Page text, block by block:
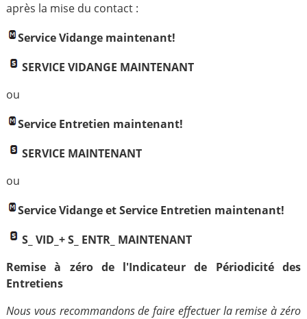
après la mise du contact :
Service Vidange maintenant!
SERVICE VIDANGE MAINTENANT
ou
Service Entretien maintenant!
SERVICE MAINTENANT
ou
Service Vidange et Service Entretien maintenant!
S_ VID_+ S_ ENTR_ MAINTENANT
Remise à zéro de l'Indicateur de Périodicité des
Entretiens
Nous vous recommandons de faire effectuer la remise à zéro